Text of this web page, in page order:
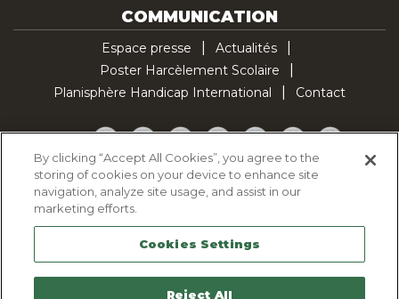
COMMUNICATION
Espace presse
Actualités
Poster Harcèlement Scolaire
Planisphère Handicap International
Contact
Facebook
TwitterYouTubePinterestInstagramLinkedInTikTok
Politique d'utilisation des cookies
Politique de confidentialité
Mentions légales
Plan du site
Contactez-nous
By clicking “Accept All Cookies”, you agree to the
storing of cookies on your device to enhance site
navigation, analyze site usage, and assist in our
marketing efforts.
Cookies Settings
Reject All